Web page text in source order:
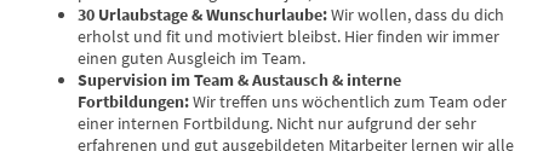
30 Urlaubstage & Wunschurlaube:Wir wollen, dass du dich
erholst und fit und motiviert bleibst. Hier finden wir immer
einen guten Ausgleich im Team.
Supervision im Team & Austausch & interne
Fortbildungen:Wir treffen uns wöchentlich zum Team oder
einer internen Fortbildung. Nicht nur aufgrund der sehr
erfahrenen und gut ausgebildeten Mitarbeiter lernen wir alle